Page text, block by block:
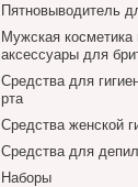
Пятновыводитель
Мужская косметика
аксессуары для
Средства для
рта
Средства женской
Средства для
Наборы